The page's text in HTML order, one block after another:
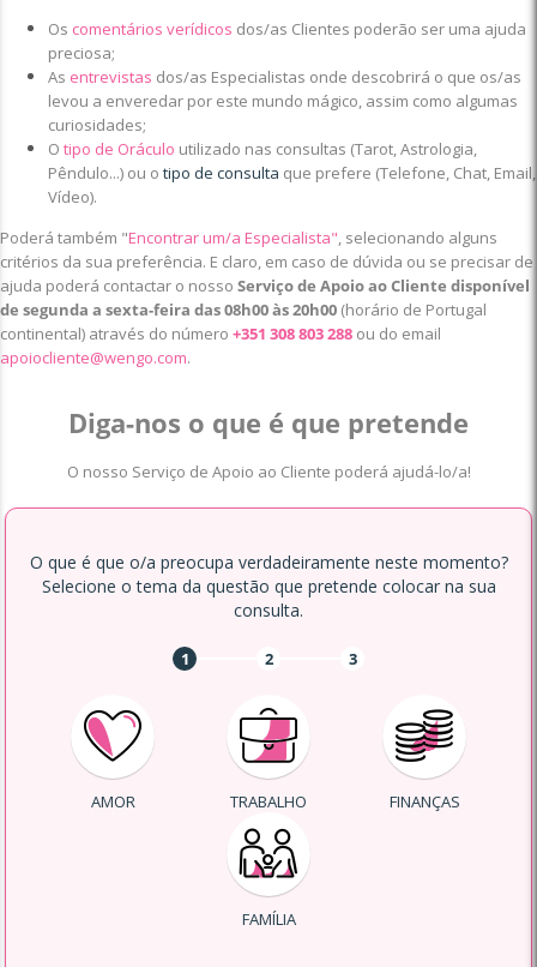
Os comentários verídicos dos/as Clientes poderão ser uma ajuda
preciosa;
As entrevistas dos/as Especialistas onde descobrirá o que os/as
levou a enveredar por este mundo mágico, assim como algumas
curiosidades;
O tipo de Oráculo utilizado nas consultas (Tarot, Astrologia,
Pêndulo...) ou o tipo de consulta que prefere (Telefone, Chat, Email,
Vídeo).
Poderá também "Encontrar um/a Especialista", selecionando alguns
critérios da sua preferência. E claro, em caso de dúvida ou se precisar de
ajuda poderá contactar o nosso Serviço de Apoio ao Cliente disponível
de segunda a sexta-feira das 08h00 às 20h00 (horário de Portugal
continental) através do número +351 308 803 288 ou do email
apoiocliente@wengo.com.
Diga-nos o que é que pretende
O nosso Serviço de Apoio ao Cliente poderá ajudá-lo/a!
O que é que o/a preocupa verdadeiramente neste momento?
Selecione o tema da questão que pretende colocar na sua
consulta.
1 2 3
AMOR TRABALHO FINANÇAS
FAMÍLIA